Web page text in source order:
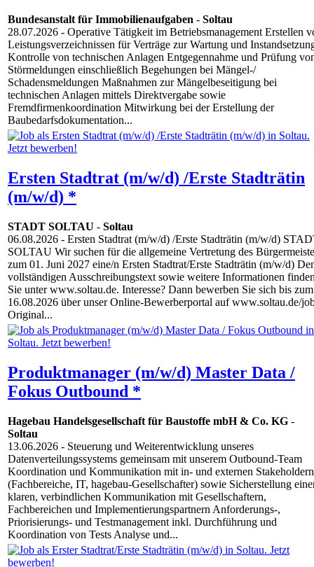
Bundesanstalt für Immobilienaufgaben - Soltau
28.07.2026 - Operative Tätigkeit im Betriebsmanagement Erstellen
Leistungsverzeichnissen für Verträge zur Wartung und
Kontrolle von technischen Anlagen Entgegennahme und Prüfung
Störmeldungen einschließlich Begehungen bei Mängel-​/​
Schadensmeldungen Maßnahmen zur Mängelbeseitigung bei
technischen Anlagen mittels Direktvergabe sowie
Fremdfirmenkoordination Mitwirkung bei der Erstellung der
Baubedarfsdokumentation...
Ersten Stadtrat (m/w/d) /Erste Stadträtin
(m/w/d) *
STADT SOLTAU - Soltau
06.08.2026 - Ersten Stadtrat (m/w/d) /Erste Stadträtin (m/w/d)
SOLTAU Wir suchen für die allgemeine Vertretung des
zum 01. Juni 2027 eine/n Ersten Stadtrat/Erste Stadträtin (m/w/d)
vollständigen Ausschreibungstext sowie weitere Informationen
Sie unter www.soltau.de. Interesse? Dann bewerben Sie sich bis zum
16.08.2026 über unser Online-Bewerberportal auf www.soltau.de/
Original...
Produktmanager (m/w/d) Master Data /
Fokus Outbound *
Hagebau Handelsgesellschaft für Baustoffe mbH & Co. KG -
Soltau
13.06.2026 - Steuerung und Weiterentwicklung unseres
Datenverteilungssystems gemeinsam mit unserem Outbound-Team
Koordination und Kommunikation mit in- und externen Stakeholdern
(Fachbereiche, IT, hagebau-Gesellschafter) sowie Sicherstellung
klaren, verbindlichen Kommunikation mit Gesellschaftern,
Fachbereichen und Implementierungspartnern Anforderungs-,
Priorisierungs- und Testmanagement inkl. Durchführung und
Koordination von Tests Analyse und...